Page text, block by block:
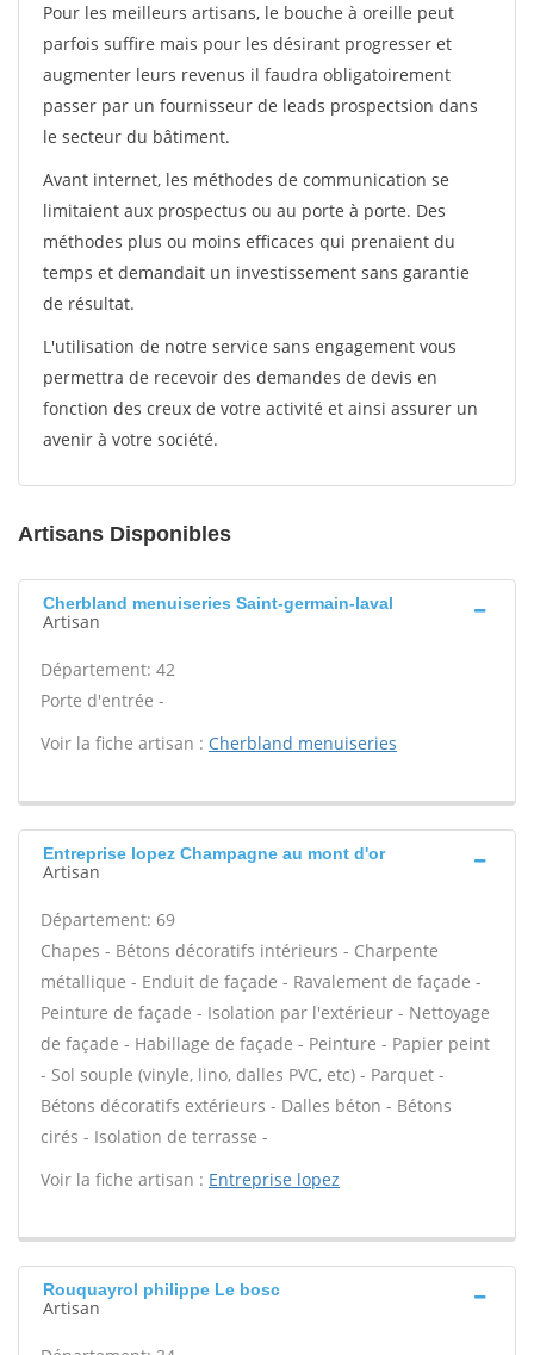
Pour les meilleurs artisans, le bouche à oreille peut
parfois suffire mais pour les désirant progresser et
augmenter leurs revenus il faudra obligatoirement
passer par un fournisseur de leads prospectsion dans
le secteur du bâtiment.
Avant internet, les méthodes de communication se
limitaient aux prospectus ou au porte à porte. Des
méthodes plus ou moins efficaces qui prenaient du
temps et demandait un investissement sans garantie
de résultat.
L'utilisation de notre service sans engagement vous
permettra de recevoir des demandes de devis en
fonction des creux de votre activité et ainsi assurer un
avenir à votre société.
Artisans Disponibles
Cherbland menuiseries Saint-germain-laval
Artisan
Département: 42
Porte d'entrée -
Voir la fiche artisan : Cherbland menuiseries
Entreprise lopez Champagne au mont d'or
Artisan
Département: 69
Chapes - Bétons décoratifs intérieurs - Charpente
métallique - Enduit de façade - Ravalement de façade -
Peinture de façade - Isolation par l'extérieur - Nettoyage
de façade - Habillage de façade - Peinture - Papier peint
- Sol souple (vinyle, lino, dalles PVC, etc) - Parquet -
Bétons décoratifs extérieurs - Dalles béton - Bétons
cirés - Isolation de terrasse -
Voir la fiche artisan : Entreprise lopez
Rouquayrol philippe Le bosc
Artisan